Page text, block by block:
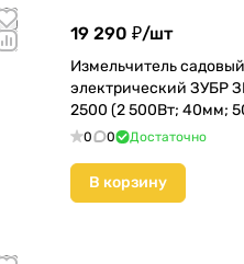
19 290 ₽/шт
Измельчитель садовый
электрический ЗУБР
2500 (2 500Вт; 40мм;
(ЗИЭ-40-2500) КМС01
0 0 Достаточно
В корзину